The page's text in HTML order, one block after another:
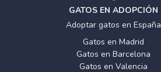
GATOS EN ADOPCIÓN
Adoptar gatos en España
Gatos en Madrid
Gatos en Barcelona
Gatos en Valencia